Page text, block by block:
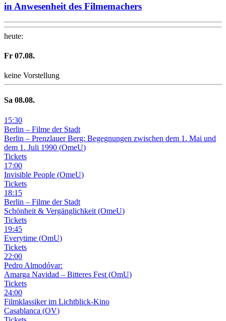
in Anwesenheit des Filmemachers
heute:
Fr 07.08.
keine Vorstellung
Sa 08.08.
15:30
Berlin – Filme der Stadt
Berlin – Prenzlauer Berg: Begegnungen zwischen dem 1. Mai und
dem 1. Juli 1990 (OmeU)
Tickets
17:00
Invisible People (OmeU)
Tickets
18:15
Berlin – Filme der Stadt
Schönheit & Vergänglichkeit (OmeU)
Tickets
19:45
Everytime (OmU)
Tickets
22:00
Pedro Almodóvar:
Amarga Navidad – Bitteres Fest (OmU)
Tickets
24:00
Filmklassiker im Lichtblick-Kino
Casablanca (OV)